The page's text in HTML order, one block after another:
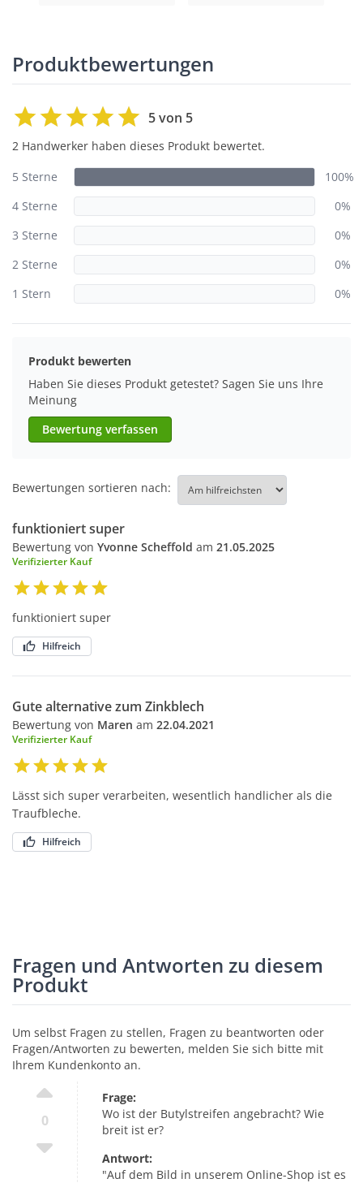
Produktbewertungen
5 von 5
2 Handwerker haben dieses Produkt bewertet.
5 Sterne
100%
4 Sterne
0%
3 Sterne
0%
2 Sterne
0%
1 Stern
0%
Produkt bewerten
Haben Sie dieses Produkt getestet? Sagen Sie uns Ihre
Meinung
Bewertung verfassen
Bewertungen sortieren nach:
funktioniert super
Bewertung von Yvonne Scheffold am 21.05.2025
Verifizierter Kauf
funktioniert super
Hilfreich
Gute alternative zum Zinkblech
Bewertung von Maren am 22.04.2021
Verifizierter Kauf
Lässt sich super verarbeiten, wesentlich handlicher als die
Traufbleche.
Hilfreich
Fragen und Antworten zu diesem
Produkt
Um selbst Fragen zu stellen, Fragen zu beantworten oder
Fragen/Antworten zu bewerten, melden Sie sich bitte mit
Ihrem Kundenkonto an.
0
Frage:
Wo ist der Butylstreifen angebracht? Wie
breit ist er?
Antwort:
"Auf dem Bild in unserem Online-Shop ist es